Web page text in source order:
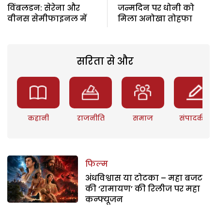
विंबलडन: सेरेना और
वीनस सेमीफाइनल में
जन्मदिन पर धोनी को
मिला अनोखा तोहफा
सरिता से और
कहानी राजनीति समाज संपादकीय
फिल्म
अंधविश्वास या टोटका – महा बजट
की ‘रामायण’ की रिलीज पर महा
कन्फ्यूजन